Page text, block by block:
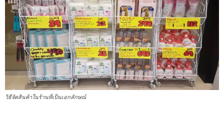
วิธีจัดสินค้าในร้านที่เป็นเอกลักษณ์